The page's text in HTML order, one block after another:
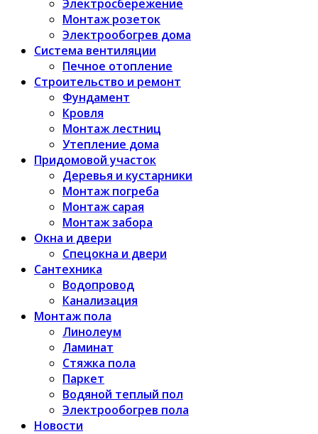
Электросбережение
Монтаж розеток
Электрообогрев дома
Система вентиляции
Печное отопление
Строительство и ремонт
Фундамент
Кровля
Монтаж лестниц
Утепление дома
Придомовой участок
Деревья и кустарники
Монтаж погреба
Монтаж сарая
Монтаж забора
Окна и двери
Спецокна и двери
Сантехника
Водопровод
Канализация
Монтаж пола
Линолеум
Ламинат
Стяжка пола
Паркет
Водяной теплый пол
Электрообогрев пола
Новости